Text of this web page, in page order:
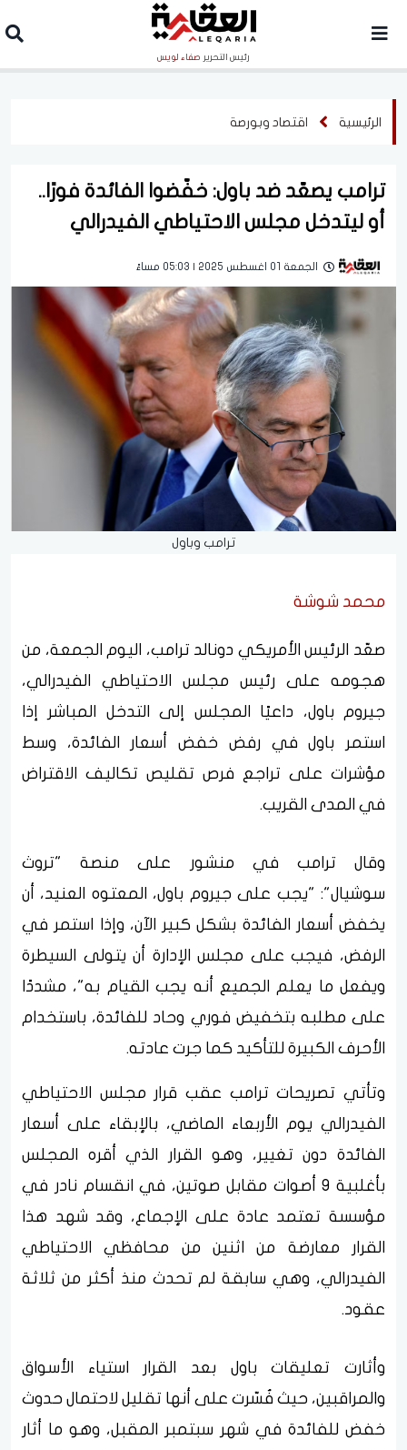
رئيس التحرير صفاء لويس
الرئيسية اقتصاد وبورصة
ترامب يصعّد ضد باول: خفّضوا الفائدة فورًا..
أو ليتدخل مجلس الاحتياطي الفيدرالي
الجمعة 01 اغسطس 2025 | 05:03 مساءً
ترامب وباول
محمد شوشة
صعّد الرئيس الأمريكي دونالد ترامب، اليوم الجمعة، من
هجومه على رئيس مجلس الاحتياطي الفيدرالي،
جيروم باول، داعيًا المجلس إلى التدخل المباشر إذا
استمر باول في رفض خفض أسعار الفائدة، وسط
مؤشرات على تراجع فرص تقليص تكاليف الاقتراض
في المدى القريب.
وقال ترامب في منشور على منصة "تروث
سوشيال": "يجب على جيروم باول، المعتوه العنيد، أن
يخفض أسعار الفائدة بشكل كبير الآن، وإذا استمر في
الرفض، فيجب على مجلس الإدارة أن يتولى السيطرة
ويفعل ما يعلم الجميع أنه يجب القيام به"، مشددًا
على مطلبه بتخفيض فوري وحاد للفائدة، باستخدام
الأحرف الكبيرة للتأكيد كما جرت عادته.
وتأتي تصريحات ترامب عقب قرار مجلس الاحتياطي
الفيدرالي يوم الأربعاء الماضي، بالإبقاء على أسعار
الفائدة دون تغيير، وهو القرار الذي أقره المجلس
بأغلبية 9 أصوات مقابل صوتين، في انقسام نادر في
مؤسسة تعتمد عادة على الإجماع، وقد شهد هذا
القرار معارضة من اثنين من محافظي الاحتياطي
الفيدرالي، وهي سابقة لم تحدث منذ أكثر من ثلاثة
عقود.
وأثارت تعليقات باول بعد القرار استياء الأسواق
والمراقبين، حيث فُسّرت على أنها تقليل لاحتمال حدوث
خفض للفائدة في شهر سبتمبر المقبل، وهو ما أثار